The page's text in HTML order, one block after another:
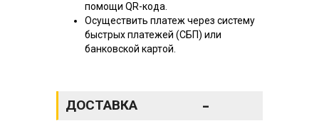
помощи QR-кода.
Осуществить платеж через систему
быстрых платежей (СБП) или
банковской картой.
ДОСТАВКА -